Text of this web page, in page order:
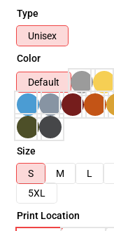
Type
Unisex
Color
Default
Size
S
M L
5XL
Print Location